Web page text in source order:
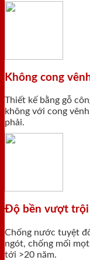
Không cong
Thiết kế bằng gỗ
không với cong
phải.
Độ bền vượt trội
Chống nước tuyệt
ngót, chống mối
tới >20 năm.